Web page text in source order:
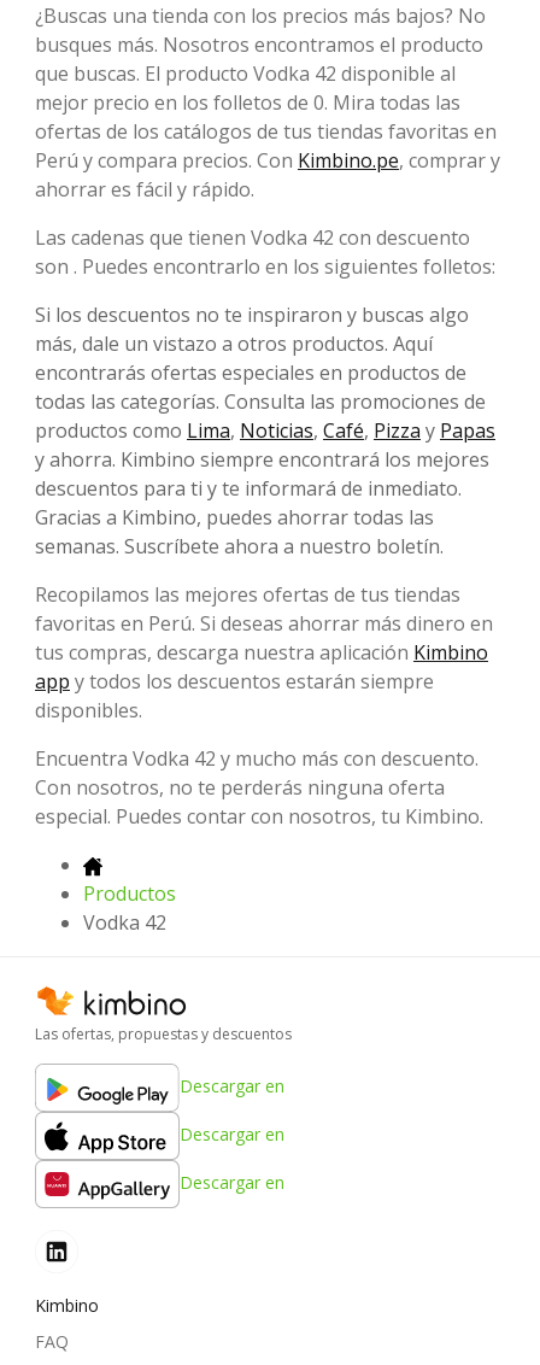
¿Buscas una tienda con los precios más bajos? No
busques más. Nosotros encontramos el producto
que buscas. El producto Vodka 42 disponible al
mejor precio en los folletos de 0. Mira todas las
ofertas de los catálogos de tus tiendas favoritas en
Perú y compara precios. Con Kimbino.pe, comprar y
ahorrar es fácil y rápido.
Las cadenas que tienen Vodka 42 con descuento
son . Puedes encontrarlo en los siguientes folletos:
Si los descuentos no te inspiraron y buscas algo
más, dale un vistazo a otros productos. Aquí
encontrarás ofertas especiales en productos de
todas las categorías. Consulta las promociones de
productos como Lima, Noticias, Café, Pizza y Papas
y ahorra. Kimbino siempre encontrará los mejores
descuentos para ti y te informará de inmediato.
Gracias a Kimbino, puedes ahorrar todas las
semanas. Suscríbete ahora a nuestro boletín.
Recopilamos las mejores ofertas de tus tiendas
favoritas en Perú. Si deseas ahorrar más dinero en
tus compras, descarga nuestra aplicación Kimbino
app y todos los descuentos estarán siempre
disponibles.
Encuentra Vodka 42 y mucho más con descuento.
Con nosotros, no te perderás ninguna oferta
especial. Puedes contar con nosotros, tu Kimbino.
Productos
Vodka 42
Las ofertas, propuestas y descuentos
Descargar en
Descargar en
Descargar en
Kimbino
FAQ